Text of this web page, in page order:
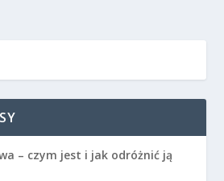
– czym jest i jak odróżnić ją